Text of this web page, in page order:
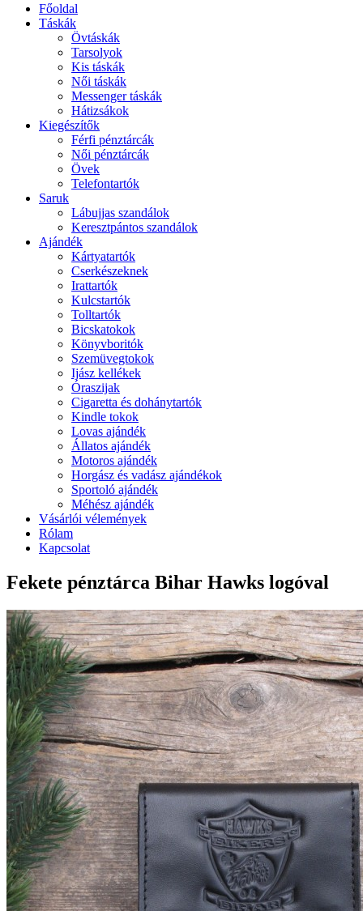
Főoldal
Táskák
Övtáskák
Tarsolyok
Kis táskák
Női táskák
Messenger táskák
Hátizsákok
Kiegészítők
Férfi pénztárcák
Női pénztárcák
Övek
Telefontartók
Saruk
Lábujjas szandálok
Keresztpántos szandálok
Ajándék
Kártyatartók
Cserkészeknek
Irattartók
Kulcstartók
Tolltartók
Bicskatokok
Könyvboritók
Szemüvegtokok
Ijász kellékek
Óraszijak
Cigaretta és dohánytartók
Kindle tokok
Lovas ajándék
Állatos ajándék
Motoros ajándék
Horgász és vadász ajándékok
Sportoló ajándék
Méhész ajándék
Vásárlói vélemények
Rólam
Kapcsolat
Fekete pénztárca Bihar Hawks logóval